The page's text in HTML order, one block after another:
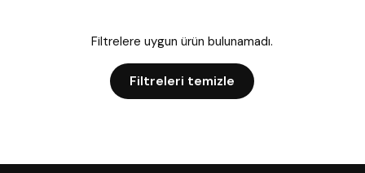
Filtrelere uygun ürün bulunamadı.
Filtreleri temizle